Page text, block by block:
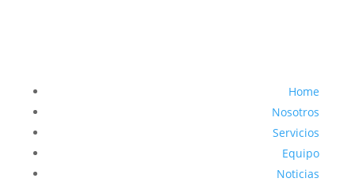
Home
Nosotros
Servicios
Equipo
Noticias